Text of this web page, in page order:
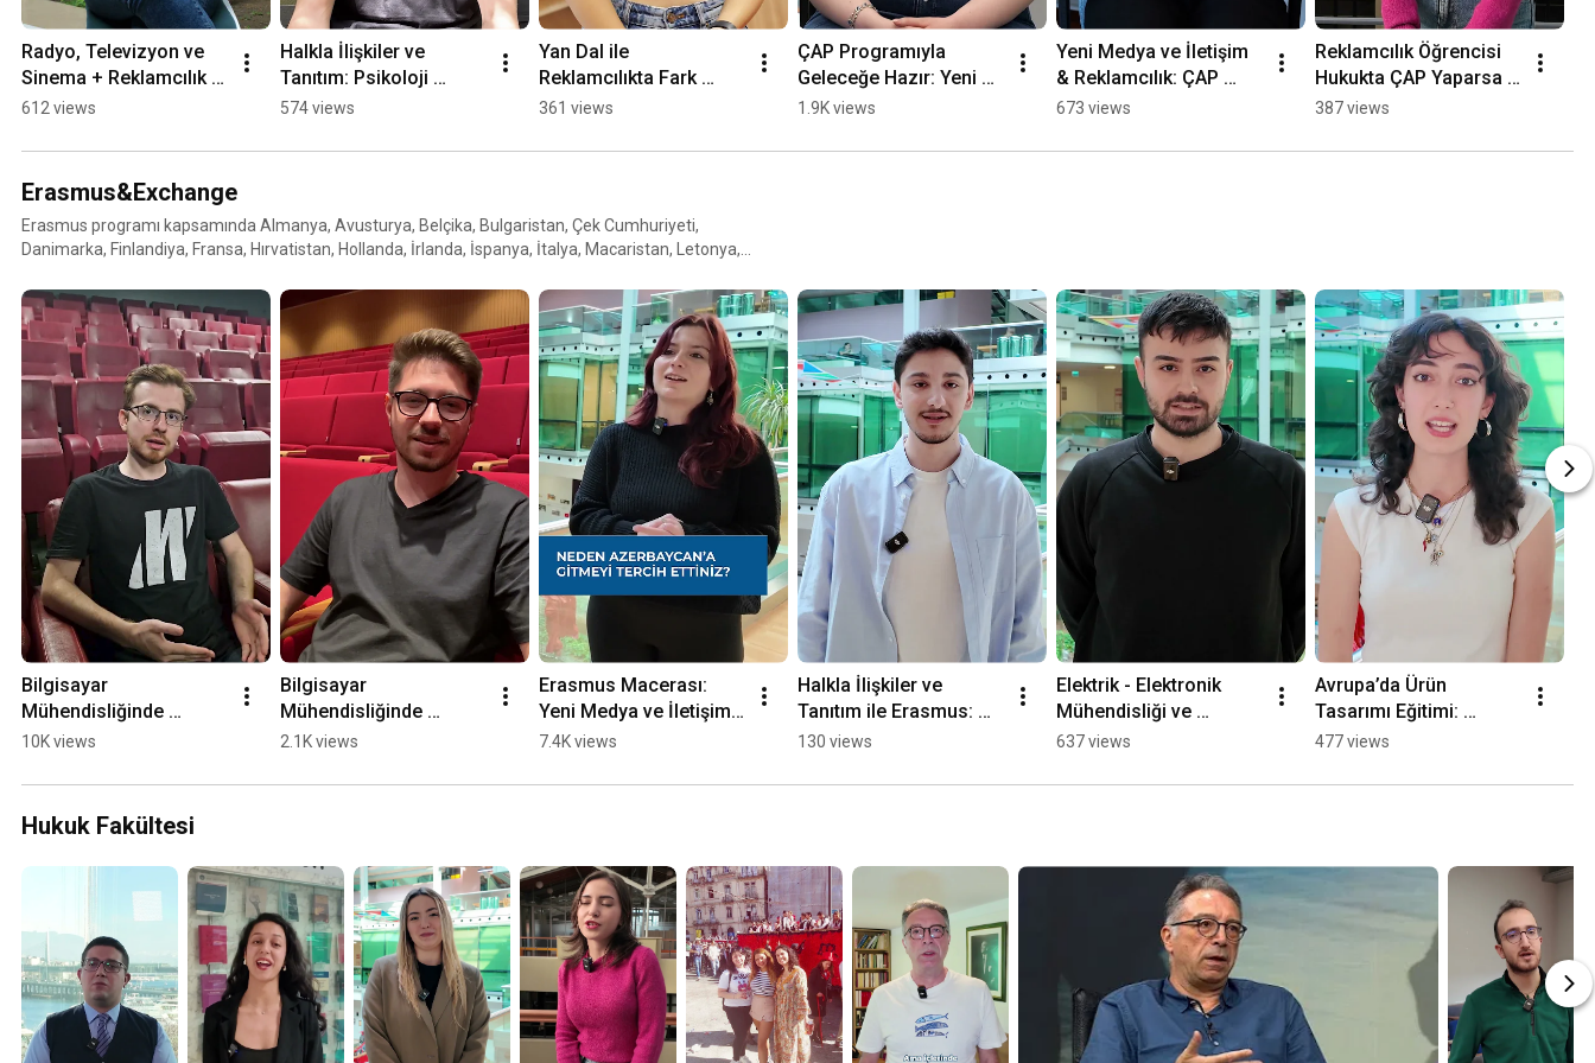
Radyo, Televizyon ve
Sinema + Reklamcılık
ÇAP’ı: Öğrenci
Olanaklar
612 views
Halkla İlişkiler ve
Tanıtım: Psikoloji
Temelli İletişim
574 views
Yan Dal ile
Reklamcılıkta Fark
Yarat: Görsel İletişim
İpuçları
361 views
ÇAP Programıyla
Geleceğe Hazır: Yeni
Medya ve İletişim ile
1.9K views
Yeni Medya ve İletişim
& Reklamcılık: ÇAP
Avantajlarıyla Geleceğe
673 views
Reklamcılık Öğrencisi
Hukukta ÇAP Yaparsa
Ne Olur?
387 views
Erasmus&Exchange
Erasmus programı kapsamında Almanya, Avusturya, Belçika, Bulgaristan, Çek Cumhuriyeti,
Danimarka, Finlandiya, Fransa, Hırvatistan, Hollanda, İrlanda, İspanya, İtalya, Macaristan, Letonya,
ülkesindeki 129 üniversite ile Erasmus ikili anlaşmamız mevcuttur.
Bilgisayar
Mühendisliğinde
Erasmus Deneyimi ve
10K views
Bilgisayar
Mühendisliğinde
Erasmus ile Küresel
2.1K views
Erasmus Macerası:
Yeni Medya ve İletişim
Öğrencisinin Deneyimi
7.4K views
Halkla İlişkiler ve
Tanıtım ile Erasmus:
Global İletişim Ağı
130 views
Elektrik - Elektronik
Mühendisliği ve
Erasmus ile Yurt Dışı
637 views
Avrupa’da Ürün
Tasarımı Eğitimi:
Öğrencimiz
Paylaşıyor
477 views
Hukuk Fakültesi